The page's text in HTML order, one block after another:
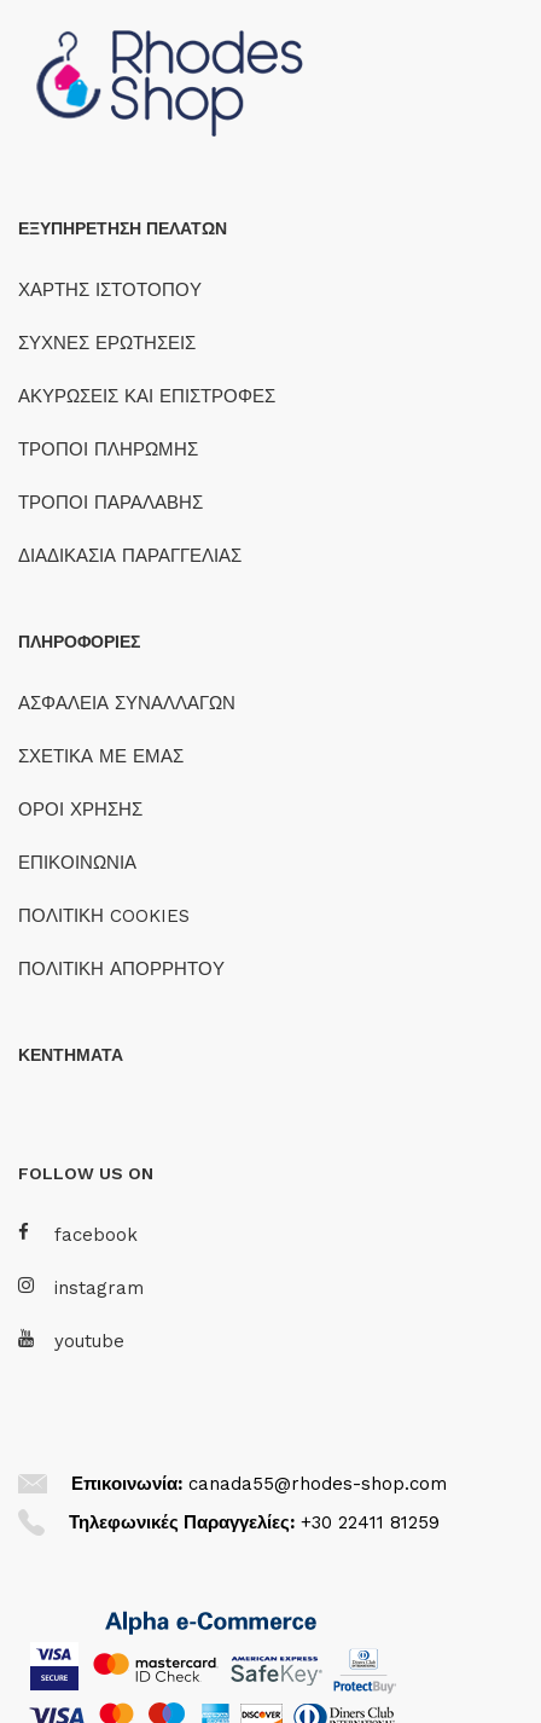
ΕΞΥΠΗΡΕΤΗΣΗ ΠΕΛΑΤΩΝ
ΧΑΡΤΗΣ ΙΣΤΟΤΟΠΟΥ
ΣΥΧΝΕΣ ΕΡΩΤΗΣΕΙΣ
ΑΚΥΡΩΣΕΙΣ ΚΑΙ ΕΠΙΣΤΡΟΦΕΣ
ΤΡΟΠΟΙ ΠΛΗΡΩΜΗΣ
ΤΡΟΠΟΙ ΠΑΡΑΛΑΒΗΣ
ΔΙΑΔΙΚΑΣΙΑ ΠΑΡΑΓΓΕΛΙΑΣ
ΠΛΗΡΟΦΟΡΙΕΣ
ΑΣΦΑΛΕΙΑ ΣΥΝΑΛΛΑΓΩΝ
ΣΧΕΤΙΚΑ ΜΕ ΕΜΑΣ
ΟΡΟΙ ΧΡΗΣΗΣ
ΕΠΙΚΟΙΝΩΝΙΑ
ΠΟΛΙΤΙΚΗ COOKIES
ΠΟΛΙΤΙΚΗ ΑΠΟΡΡΗΤΟΥ
ΚΕΝΤΗΜΑΤΑ
FOLLOW US ON
facebook
instagram
youtube
Επικοινωνία: canada55@rhodes-shop.com
Τηλεφωνικές Παραγγελίες: +30 22411 81259